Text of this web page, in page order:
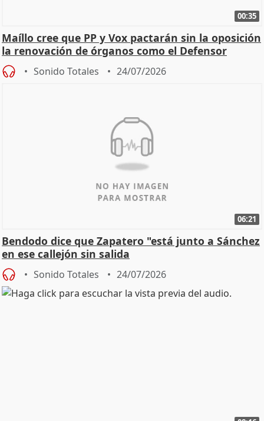
00:35
Maíllo cree que PP y Vox pactarán sin la oposición
la renovación de órganos como el Defensor
Sonido Totales 24/07/2026
06:21
Bendodo dice que Zapatero "está junto a Sánchez
en ese callejón sin salida
Sonido Totales 24/07/2026